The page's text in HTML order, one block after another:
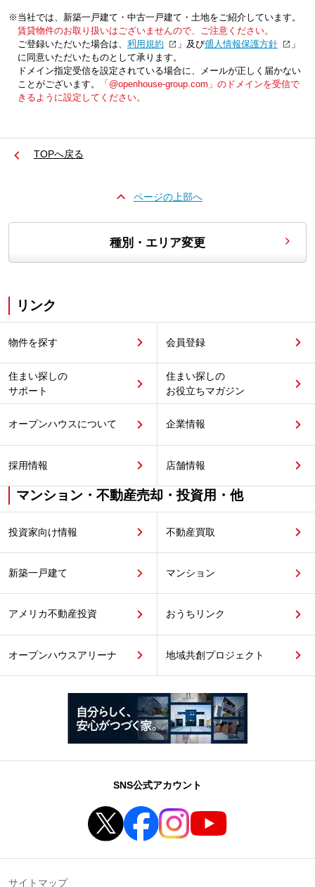
※当社では、新築一戸建て・中古一戸建て・土地をご紹介しています。
賃貸物件のお取り扱いはございませんので、ご注意ください。
ご登録いただいた場合は、「利用規約 」及び「個人情報保護方針
」
に同意いただいたものとして承ります。
ドメイン指定受信を設定されている場合に、メールが正しく届かない
ことがございます。
「@openhouse-group.com」のドメインを受信で
きるように設定してください。
TOPへ戻る
ページの上部へ
種別・エリア変更
リンク
物件を探す 会員登録
住まい探しの
サポート
住まい探しの
お役立ちマガジン
オープンハウスについて 企業情報
採用情報 店舗情報
マンション・不動産売却・投資用・他
投資家向け情報 不動産買取
新築一戸建て マンション
アメリカ不動産投資 おうちリンク
オープンハウスアリーナ 地域共創プロジェクト
SNS公式アカウント
サイトマップ